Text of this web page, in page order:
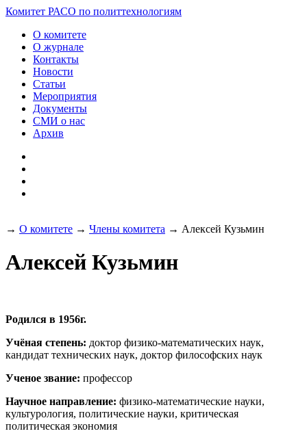
Комитет РАСО по политтехнологиям
О комитете
О журнале
Контакты
Новости
Статьи
Мероприятия
Документы
СМИ о нас
Архив
→ О комитете → Члены комитета → Алексей Кузьмин
Алексей Кузьмин
Родился в 1956г.
Учёная степень: доктор физико-математических наук,
кандидат технических наук, доктор философских наук
Ученое звание: профессор
Научное направление: физико-математические науки,
культурология, политические науки, критическая
политическая экономия